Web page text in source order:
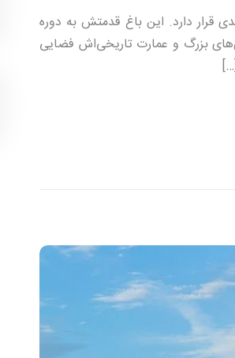
قرار دارد. این باغ قدمتش به دوره
بزرگ و عمارت تاریخی‌اش فضایی